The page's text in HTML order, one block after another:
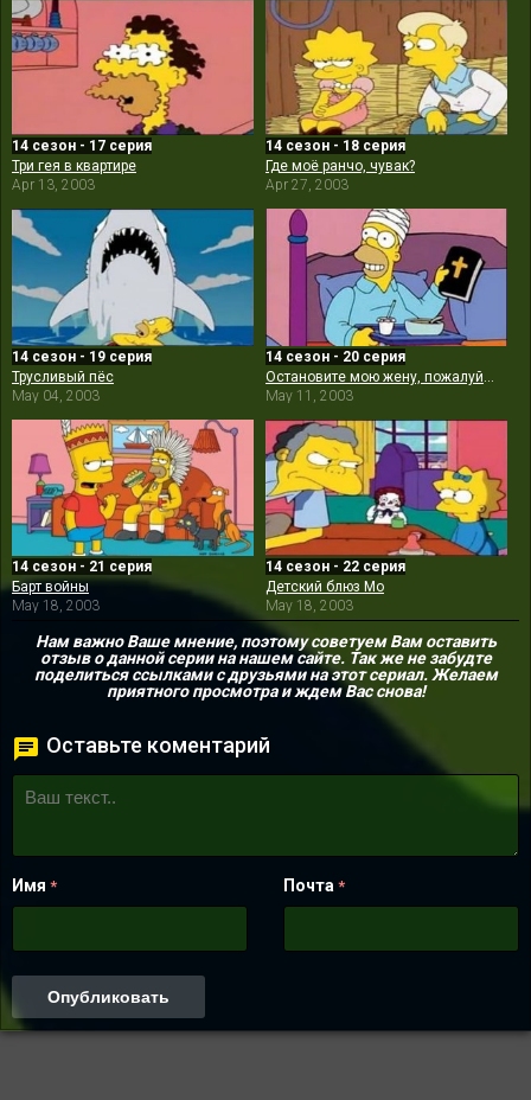
14 сезон - 17 серия
Три гея в квартире
Apr 13, 2003
14 сезон - 18 серия
Где моё ранчо, чувак?
Apr 27, 2003
14 сезон - 19 серия
Трусливый пёс
May 04, 2003
14 сезон - 20 серия
Остановите мою жену, пожалуйста
May 11, 2003
14 сезон - 21 серия
Барт войны
May 18, 2003
14 сезон - 22 серия
Детский блюз Мо
May 18, 2003
Нам важно Ваше мнение, поэтому советуем Вам оставить
отзыв о данной серии на нашем сайте. Так же не забудте
поделиться ссылками с друзьями на этот сериал. Желаем
приятного просмотра и ждем Вас снова!
Оставьте коментарий
Имя * Почта *